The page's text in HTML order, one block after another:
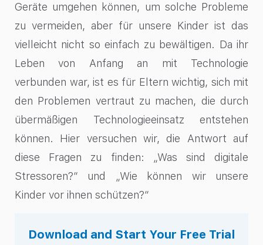
Geräte umgehen können, um solche Probleme
zu vermeiden, aber für unsere Kinder ist das
vielleicht nicht so einfach zu bewältigen. Da ihr
Leben von Anfang an mit Technologie
verbunden war, ist es für Eltern wichtig, sich mit
den Problemen vertraut zu machen, die durch
übermäßigen Technologieeinsatz entstehen
können. Hier versuchen wir, die Antwort auf
diese Fragen zu finden: „Was sind digitale
Stressoren?“ und „Wie können wir unsere
Kinder vor ihnen schützen?“
Download and Start Your Free Trial